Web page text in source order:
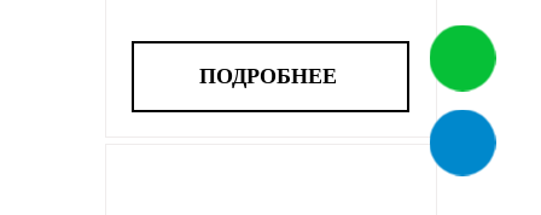
ПОДРОБНЕЕ